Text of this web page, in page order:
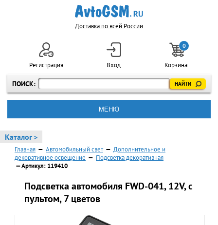
Доставка по всей России
ПОИСК:
Регистрация Вход
0
Корзина
МЕНЮ
Каталог >
Главная — Автомобильный свет — Дополнительное и
декоративное освещение — Подсветка декоративная
— Артикул: 119410
Подсветка автомобиля FWD-041, 12V, с
пультом, 7 цветов